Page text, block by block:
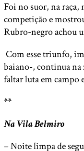
Foi no suor, na raça,
competição e
Rubro-negro achou
Com esse triunfo,
baiano-, continua na
faltar luta em campo
**
Na Vila Belmiro
– Noite limpa de